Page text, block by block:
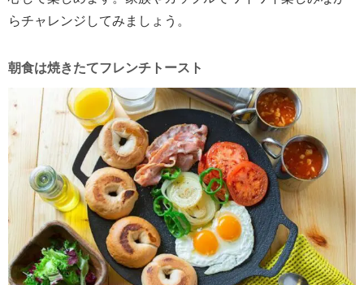
らチャレンジしてみましょう。
朝食は焼きたてフレンチトースト